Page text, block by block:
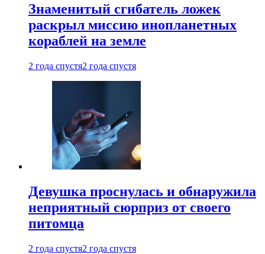
Знаменитый сгибатель ложек
раскрыл миссию инопланетных
кораблей на земле
2 года спустя2 года спустя
Девушка проснулась и обнаружила
неприятный сюрприз от своего
питомца
2 года спустя2 года спустя